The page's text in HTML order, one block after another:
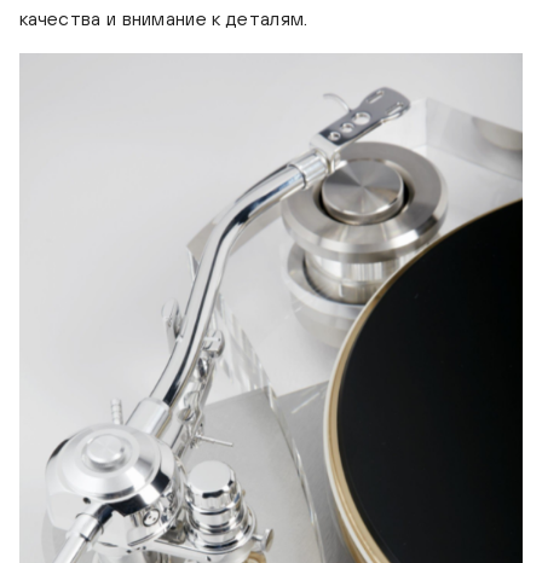
качества и внимание к деталям.